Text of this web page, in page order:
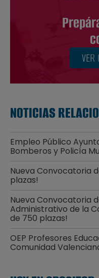
VER
NOTICIAS
Empleo Público
Bomberos y Policía
Nueva Convocatoria
plazas!
Nueva Convocatoria
Administrativo de la
de 750 plazas!
OEP Profesores
Comunidad